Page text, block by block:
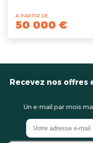
A PARTIR DE
50 000 €
Recevez nos
Un e-mail par mois